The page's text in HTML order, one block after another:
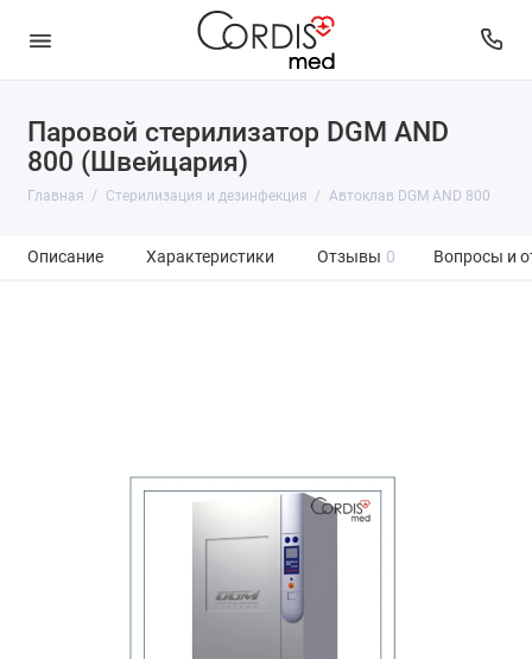
Паровой стерилизатор DGM AND
800 (Швейцария)
Главная Стерилизация и дезинфекция Автоклав DGM AND 800
Описание Характеристики Отзывы 0 Вопросы и